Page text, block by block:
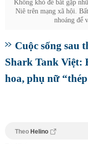
Không khó để bắt gặp
Niê trên mạng xã hội.
nhoáng để
Cuộc sống sau
Shark Tank Việt:
hoa, phụ nữ
Theo Helino